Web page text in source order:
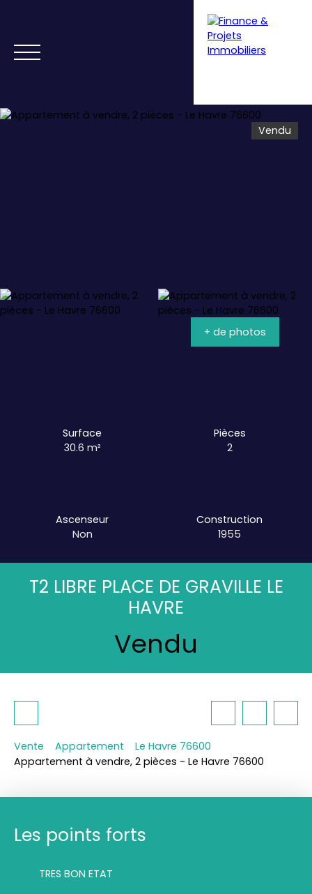
Vendu
+ de photos
Surface
30.6 m²
Pièces
2
Ascenseur
Non
Construction
1955
T2 LIBRE PLACE DE GRAVILLE LE
HAVRE
Vendu
Vente Appartement
Le Havre 76600
Appartement à vendre, 2 pièces - Le Havre 76600
Les points forts
TRES BON ETAT